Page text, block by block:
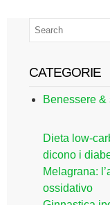
CATEGORIE
Benessere &
Dieta low-
dicono i
Melagrana:
ossidativo